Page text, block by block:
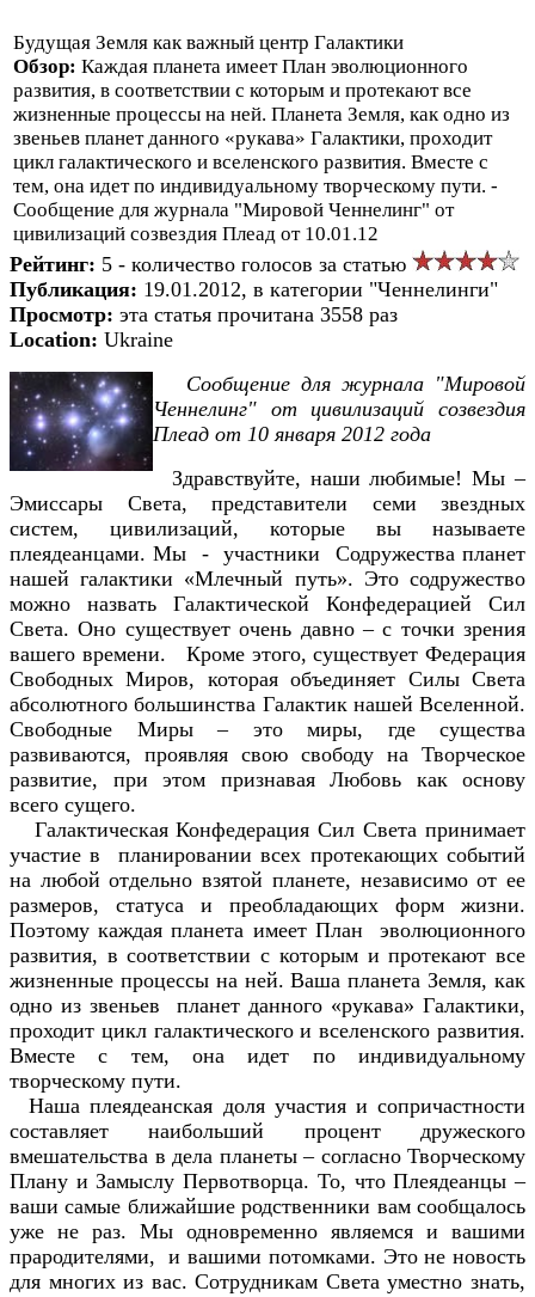
Будущая Земля как важный центр Галактики
Обзор: Каждая планета имеет План эволюционного
развития, в соответствии с которым и протекают все
жизненные процессы на ней. Планета Земля, как одно из
звеньев планет данного «рукава» Галактики, проходит
цикл галактического и вселенского развития. Вместе с
тем, она идет по индивидуальному творческому пути. -
Сообщение для журнала "Мировой Ченнелинг" от
цивилизаций созвездия Плеад от 10.01.12
Рейтинг: 5 - количество голосов за статью
Публикация: 19.01.2012, в категории "Ченнелинги"
Просмотр: эта статья прочитана 3558 раз
Location: Ukraine
Сообщение для журнала "Мировой
Ченнелинг" от цивилизаций созвездия
Плеад от 10 января 2012 года
Здравствуйте, наши любимые! Мы –
Эмиссары Света, представители семи звездных
систем, цивилизаций, которые вы называете
плеядеанцами. Мы - участники Содружества планет
нашей галактики «Млечный путь». Это содружество
можно назвать Галактической Конфедерацией Сил
Света. Оно существует очень давно – с точки зрения
вашего времени. Кроме этого, существует Федерация
Свободных Миров, которая объединяет Силы Света
абсолютного большинства Галактик нашей Вселенной.
Свободные Миры – это миры, где существа
развиваются, проявляя свою свободу на Творческое
развитие, при этом признавая Любовь как основу
всего сущего.
Галактическая Конфедерация Сил Света принимает
участие в планировании всех протекающих событий
на любой отдельно взятой планете, независимо от ее
размеров, статуса и преобладающих форм жизни.
Поэтому каждая планета имеет План эволюционного
развития, в соответствии с которым и протекают все
жизненные процессы на ней. Ваша планета Земля, как
одно из звеньев планет данного «рукава» Галактики,
проходит цикл галактического и вселенского развития.
Вместе с тем, она идет по индивидуальному
творческому пути.
Наша плеядеанская доля участия и сопричастности
составляет наибольший процент дружеского
вмешательства в дела планеты – согласно Творческому
Плану и Замыслу Первотворца. То, что Плеядеанцы –
ваши самые ближайшие родственники вам сообщалось
уже не раз. Мы одновременно являемся и вашими
прародителями, и вашими потомками. Это не новость
для многих из вас. Сотрудникам Света уместно знать,